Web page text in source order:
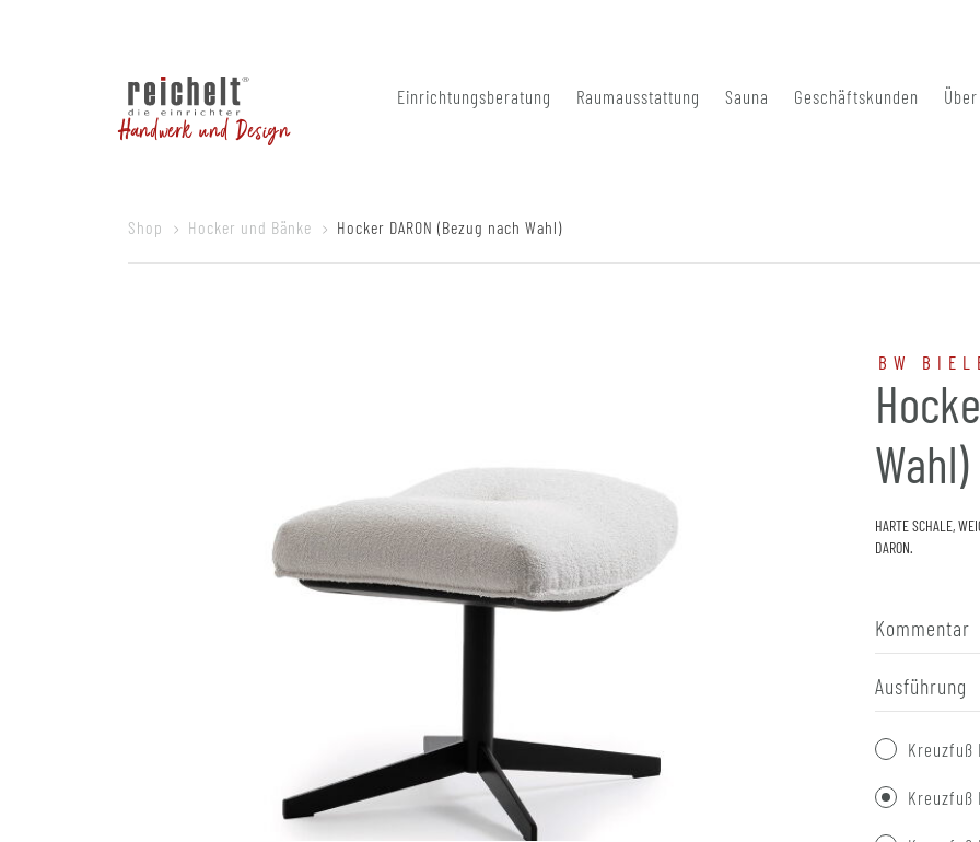
Handwerk und Design
Einrichtungsberatung Raumausstattung Sauna Geschäftskunden
Shop Hocker und Bänke Hocker DARON (Bezug nach Wahl)
BW
Wahl)
HARTE SCHALE,
DARON.
Kommentar
Ausführung
Kreuzfuß
Kreuzfuß